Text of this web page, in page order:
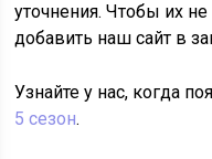
уточнения. Чтобы их
добавить наш сайт в
Узнайте у нас, когда
5 сезон.